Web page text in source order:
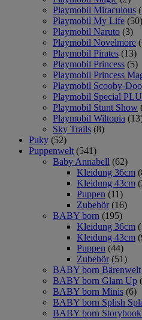
Playmobil Miraculous
Playmobil My Life (50)
Playmobil Naruto (3)
Playmobil Novelmore
Playmobil Pirates (13)
Playmobil Princess (5)
Playmobil Princess
Playmobil Scooby-Doo
Playmobil Special
Playmobil Stunt Show
Playmobil Wiltopia
Sky Trails (8)
Puky (52)
Puppenwelt (541)
Baby Annabell (62)
Kleidung 36cm
Kleidung 43cm
Puppen (11)
Zubehör (16)
BABY born (195)
Kleidung 36cm
Kleidung 43cm
Puppen (44)
Zubehör (51)
BABY born Bärenwelt
BABY born Glam Up
BABY born Minis (6)
BABY born Splish
BABY born Storybook